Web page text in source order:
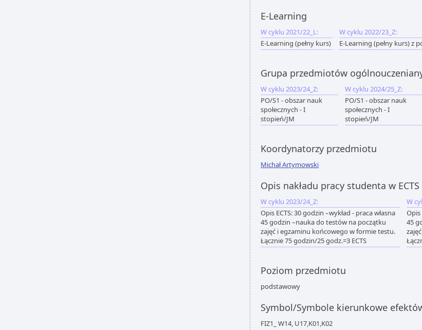
E-Learning
W cyklu 2021/22_L:
E-Learning (pełny kurs)
W cyklu 2022/23_Z:
E-Learning (pełny kurs) z
Grupa przedmiotów
W cyklu 2023/24_Z:
PO/S1 - obszar nauk
społecznych - I
stopień/JM
W cyklu 2024/25_Z:
PO/S1 - obszar nauk
społecznych - I
stopień/JM
Koordynatorzy przedmiotu
Michał Artymowski
Opis nakładu pracy studenta w ECTS
W cyklu 2023/24_Z:
Opis ECTS: 30 godzin –wykład - praca własna
45 godzin –nauka do testów na początku
zajęć i egzaminu końcowego w formie testu.
Łącznie 75 godzin/25 godz.=3 ECTS
W
Opis
45
Poziom przedmiotu
podstawowy
Symbol/Symbole kierunkowe
FIZ1_ W14, U17,K01,K02